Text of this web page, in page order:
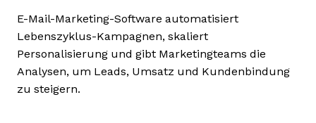
E-Mail-Marketing-Software automatisiert
Lebenszyklus-Kampagnen, skaliert
Personalisierung und gibt Marketingteams die
Analysen, um Leads, Umsatz und Kundenbindung
zu steigern.